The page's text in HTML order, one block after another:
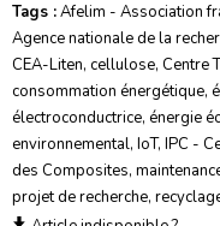
Tags :Afelim - Association
Agence nationale de la
CEA-Liten, cellulose, Centre
consommation énergétique,
électroconductrice, énergie
environnemental, IoT, IPC -
des Composites,
projet de recherche,